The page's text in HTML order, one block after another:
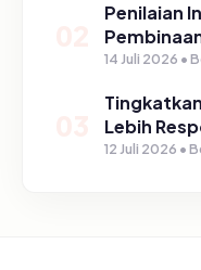
Penilaian
Kabupaten
14 Juli 2026 •
Lebih
Gelar
12 Juli 2026 •